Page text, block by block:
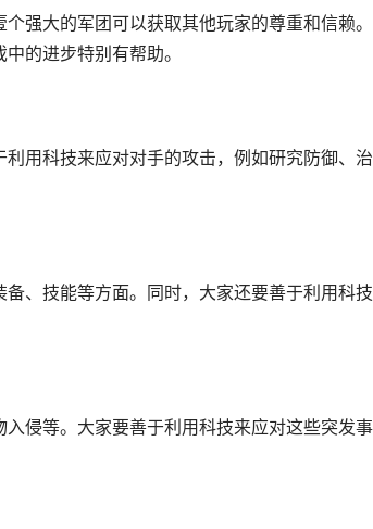
强大的军团可以获取其他玩家的尊重和信赖
的进步特别有帮助。
用科技来应对对手的攻击，例如研究防御、治
、技能等方面。同时，大家还要善于利用科
侵等。大家要善于利用科技来应对这些突发事